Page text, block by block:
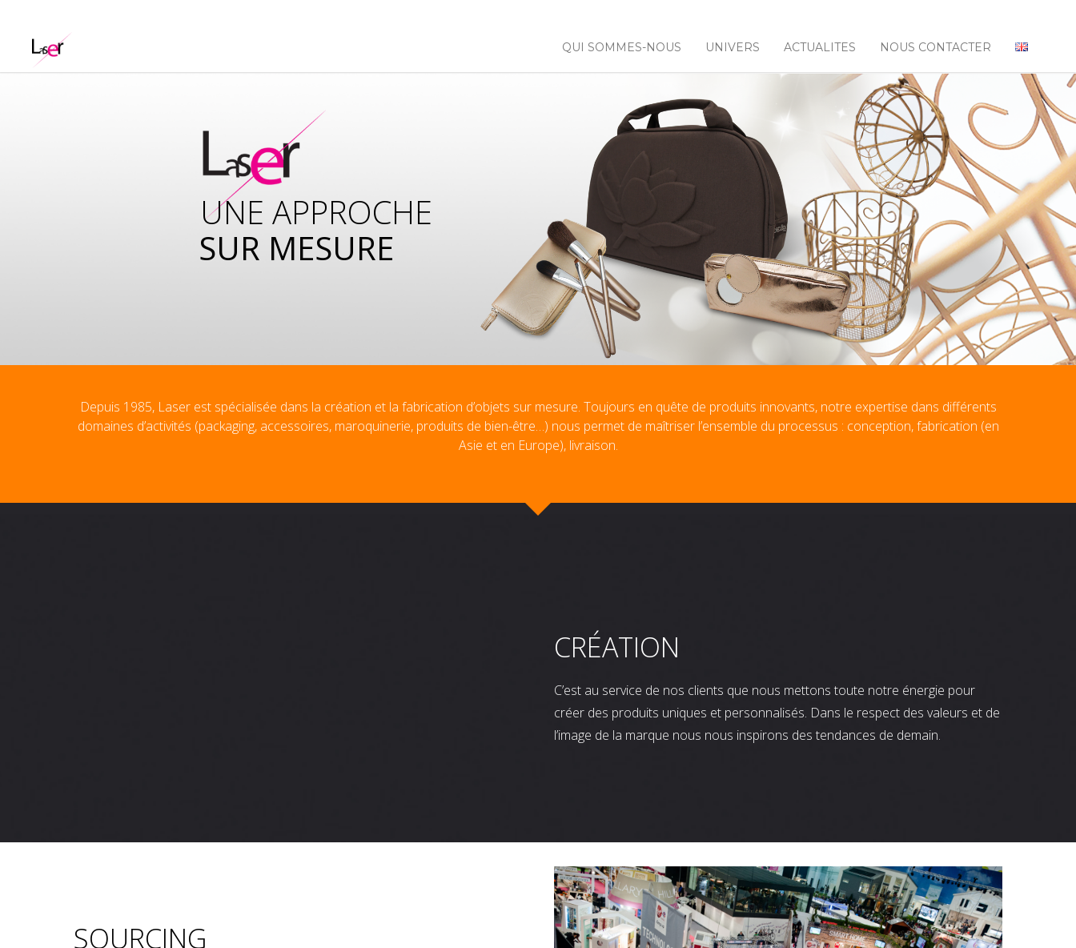
QUI SOMMES-NOUS UNIVERS ACTUALITES NOUS CONTACTER
SUR MESURE
UNE APPROCHE
Depuis 1985, Laser est spécialisée dans la création et la fabrication d’objets sur mesure. Toujours en quête de produits innovants, notre expertise dans différents
domaines d’activités (packaging, accessoires, maroquinerie, produits de bien-être…) nous permet de maîtriser l’ensemble du processus : conception, fabrication (en
Asie et en Europe), livraison.
CRÉATION
C’est au service de nos clients que nous mettons toute notre énergie pour
créer des produits uniques et personnalisés. Dans le respect des valeurs et de
l’image de la marque nous nous inspirons des tendances de demain.
SOURCING